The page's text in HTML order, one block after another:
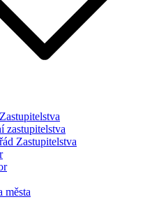
zastupitelstva
Zastupitelstva
města